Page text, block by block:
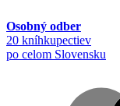
Osobný odber
20 kníhkupectiev
po celom Slovensku